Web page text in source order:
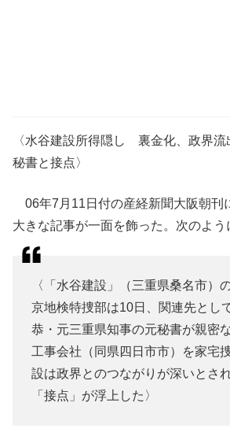
〈水谷建設所得隠し 裏金化、政界
秘書と接点〉
06年7月11日付の産経新聞大阪朝刊
大きな記事が一面を飾った。次のよう
〈「水谷建設」（三重県桑名市）
京地検特捜部は10日、関連先とし
恭・元三重県知事の元秘書が親密
工事会社（同県四日市市）を家宅
設は政界とのつながりが深いとさ
「接点」が浮上した〉